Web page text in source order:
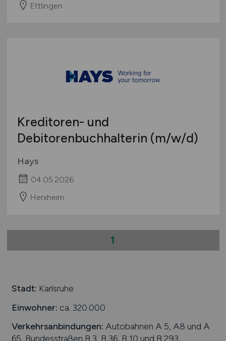
Ettlingen
Kreditoren- und
Debitorenbuchhalterin (m/w/d)
Hays
04.05.2026
Herxheim
1
Stadt: Karlsruhe
Einwohner: ca. 320.000
Verkehrsanbindungen: Autobahnen A 5, A8 und A
65, Bundesstraßen B 3, B 36, B 10 und B 293,